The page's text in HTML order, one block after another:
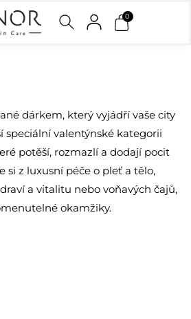
0
dárkem, který vyjádří vaše city
speciální valentýnské kategorii
potěší, rozmazlí a dodají pocit
si z luxusní péče o pleť a tělo,
a vitalitu nebo voňavých čajů,
okamžiky.